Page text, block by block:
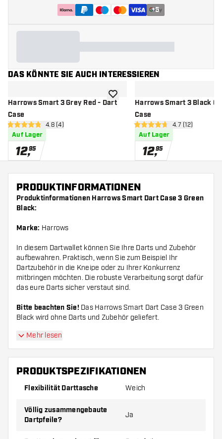
+5
DAS KÖNNTE SIE AUCH INTERESSIEREN
Harrows Smart 3 Grey Red - Dart
Case
Bewertungsbereich öffnen
4.8 Bewertungssterne
4.8 (4)
Auf Lager
12,95
Zur Wunschliste hinzufügen
Harrows Smart 3 Black
Case
4.7 Bewertungssterne
4.7 (12)
Auf Lager
12,95
PRODUKTINFORMATIONEN
Produktinformationen Harrows Smart Dart Case 3 Green
Black:
Marke: Harrows
In diesem Dartwallet können Sie Ihre Darts und Zubehör
aufbewahren. Praktisch, wenn Sie zum Beispiel Ihr
Dartzubehör in die Kneipe oder zu Ihrer Konkurrenz
mitbringen möchten. Die robuste Verarbeitung sorgt dafür
das eure Darts sicher verstaut sind.
Bitte beachten Sie! Das Harrows Smart Dart Case 3 Green
Black wird ohne Darts und Zubehör geliefert.
Mehr lesen
PRODUKTSPEZIFIKATIONEN
Flexibilität Darttasche Weich
Völlig zusammengebaute
Dartpfeile?
Ja